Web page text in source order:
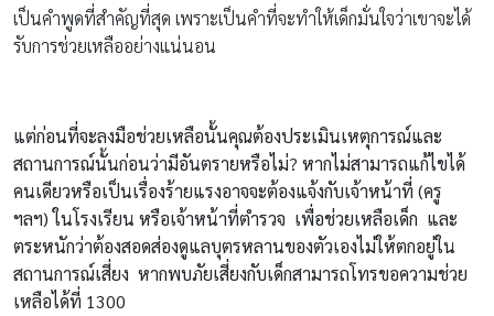
เป็นคำพูดที่สำคัญที่สุด เพราะเป็นคำที่จะทำให้เด็กมั่นใจว่าเขาจะได้
รับการช่วยเหลืออย่างแน่นอน
แต่ก่อนที่จะลงมือช่วยเหลือนั้นคุณต้องประเมินเหตุการณ์และ
สถานการณ์นั้นก่อนว่ามีอันตรายหรือไม่? หากไม่สามารถแก้ไขได้
คนเดียวหรือเป็นเรื่องร้ายแรงอาจจะต้องแจ้งกับเจ้าหน้าที่ (ครู
ฯลฯ) ในโรงเรียน หรือเจ้าหน้าที่ตำรวจ เพื่อช่วยเหลือเด็ก และ
ตระหนักว่าต้องสอดส่องดูแลบุตรหลานของตัวเองไม่ให้ตกอยู่ใน
สถานการณ์เสี่ยง หากพบภัยเสี่ยงกับเด็กสามารถโทรขอความช่วย
เหลือได้ที่ 1300